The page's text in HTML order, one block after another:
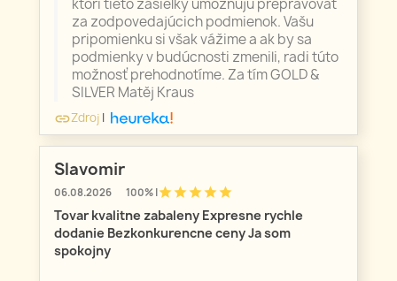
ktorí tieto zásielky umožňujú prepravovať
za zodpovedajúcich podmienok. Vašu
pripomienku si však vážime a ak by sa
podmienky v budúcnosti zmenili, radi túto
možnosť prehodnotíme. Za tím GOLD &
SILVER Matěj Kraus
linkZdroj |
Slavomir
06.08.2026 100% |starstarstarstarstar
Tovar kvalitne zabaleny Expresne rychle
dodanie Bezkonkurencne ceny Ja som
spokojny